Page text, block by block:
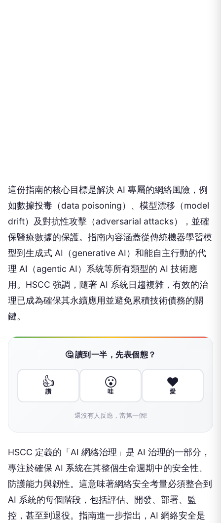
這份指南的核心目標是解決 AI 專屬的網絡風險，例
如數據投毒（data poisoning）、模型漂移（model
drift）及對抗性攻擊（adversarial attacks），並確
保醫療數據的保護。指南內容涵蓋從傳統機器學習模
型到生成式 AI（generative AI）和能自主行動的代
理 AI（agentic AI）系統等所有類型的 AI 技術應
用。HSCC 強調，隨著 AI 系統日趨複雜，有效的治
理已成為確保其永續應用並避免累積技術債務的關
鍵。
🤔 讀到一半，先表個態？
👍
讚
😮
哇
❤️
愛
還沒有人反應，當第一個!
HSCC 定義的「AI 網絡治理」是 AI 治理的一部分，
專注於確保 AI 系統在其整個生命週期中的安全性、
防護能力與韌性。這意味著網絡安全考量必須整合到
AI 系統的每個階段，包括評估、開發、部署、監
控，甚至到退役。指南進一步指出，AI 網絡安全是